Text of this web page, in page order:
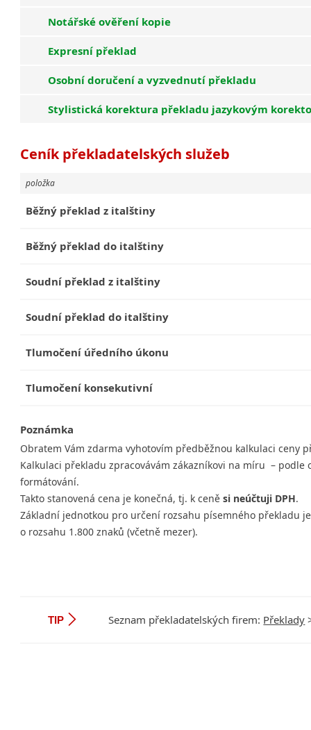
Notářské ověření kopie
Expresní překlad
Osobní doručení a vyzvednutí překladu
Stylistická korektura překladu jazykovým
Ceník překladatelských služeb
položka
Běžný překlad z italštiny
Běžný překlad do italštiny
Soudní překlad z italštiny
Soudní překlad do italštiny
Tlumočení úředního úkonu
Tlumočení konsekutivní
Poznámka
Obratem Vám zdarma vyhotovím předběžnou kalkulaci ceny
Kalkulaci překladu zpracovávám zákazníkovi na míru –
formátování.
Takto stanovená cena je konečná, tj. k ceněsi neúčtuji DPH.
Základní jednotkou pro určení rozsahu písemného překladu
o rozsahu 1.800 znaků (včetně mezer).
TIP Seznam překladatelských firem: Překlady